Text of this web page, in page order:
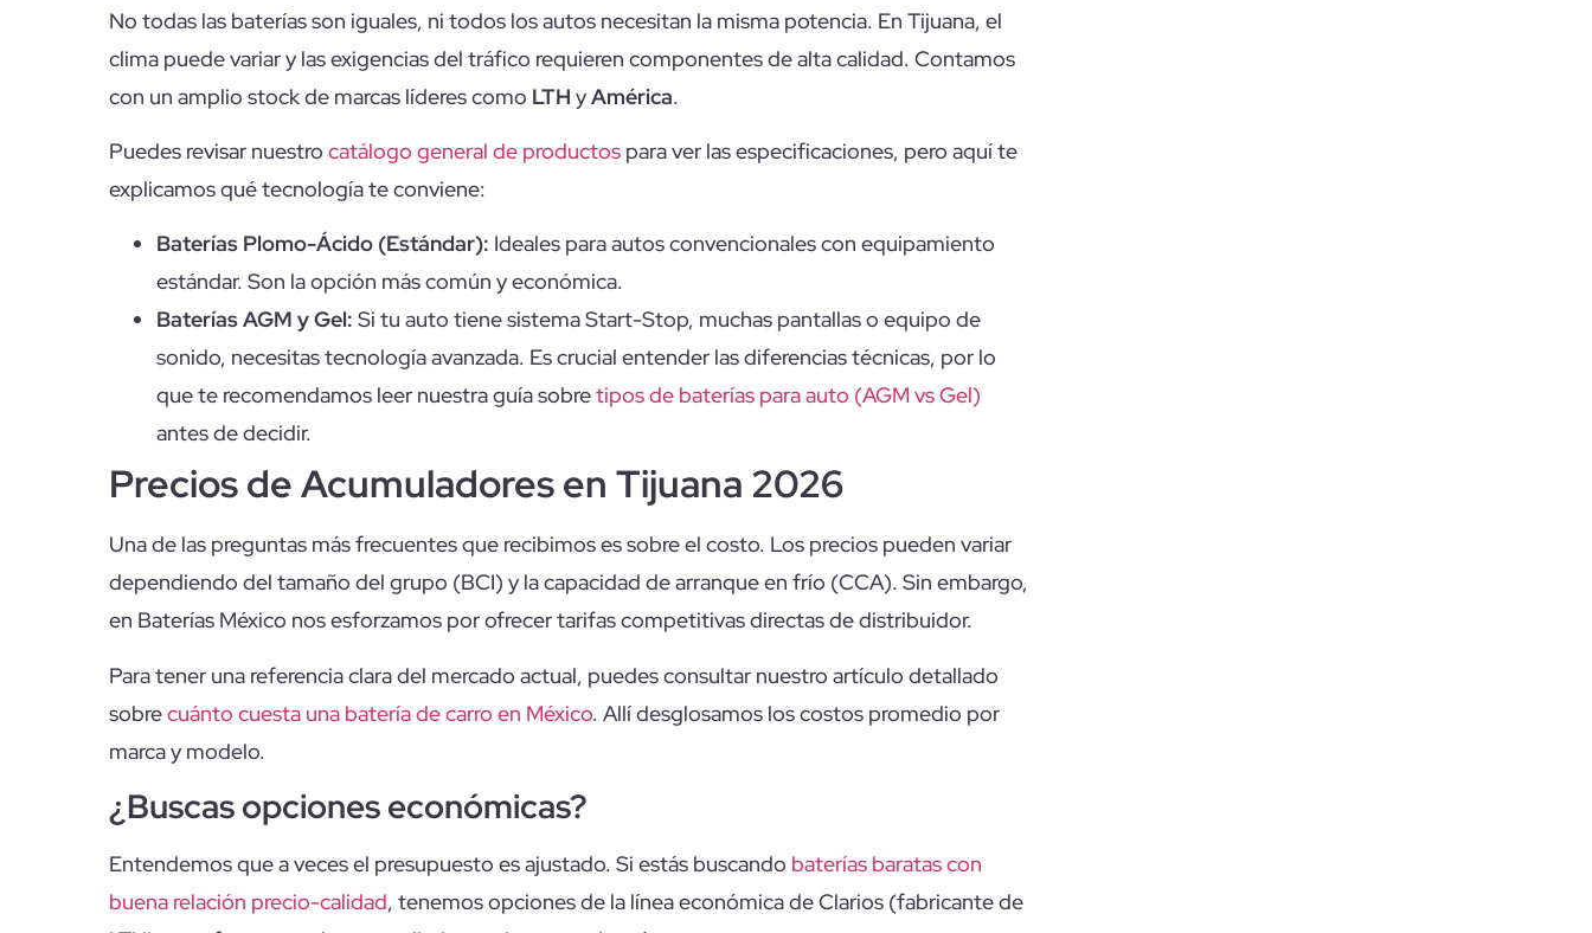
No todas las baterías son iguales, ni todos los autos necesitan la misma potencia. En Tijuana, el
clima puede variar y las exigencias del tráfico requieren componentes de alta calidad. Contamos
con un amplio stock de marcas líderes como LTH yAmérica.
Puedes revisar nuestro catálogo general de productos para ver las especificaciones, pero aquí te
explicamos qué tecnología te conviene:
Baterías Plomo-Ácido (Estándar): Ideales para autos convencionales con equipamiento
estándar. Son la opción más común y económica.
Baterías AGM y Gel: Si tu auto tiene sistema Start-Stop, muchas pantallas o equipo de
sonido, necesitas tecnología avanzada. Es crucial entender las diferencias técnicas, por lo
que te recomendamos leer nuestra guía sobretipos de baterías para auto (AGM vs Gel)
antes de decidir.
Precios de Acumuladores en Tijuana 2026
Una de las preguntas más frecuentes que recibimos es sobre el costo. Los precios pueden variar
dependiendo del tamaño del grupo (BCI) y la capacidad de arranque en frío (CCA). Sin embargo,
en Baterías México nos esforzamos por ofrecer tarifas competitivas directas de distribuidor.
Para tener una referencia clara del mercado actual, puedes consultar nuestro artículo detallado
sobrecuánto cuesta una batería de carro en México. Allí desglosamos los costos promedio por
marca y modelo.
¿Buscas opciones económicas?
Entendemos que a veces el presupuesto es ajustado. Si estás buscando baterías baratas con
buena relación precio-calidad, tenemos opciones de la línea económica de Clarios (fabricante de